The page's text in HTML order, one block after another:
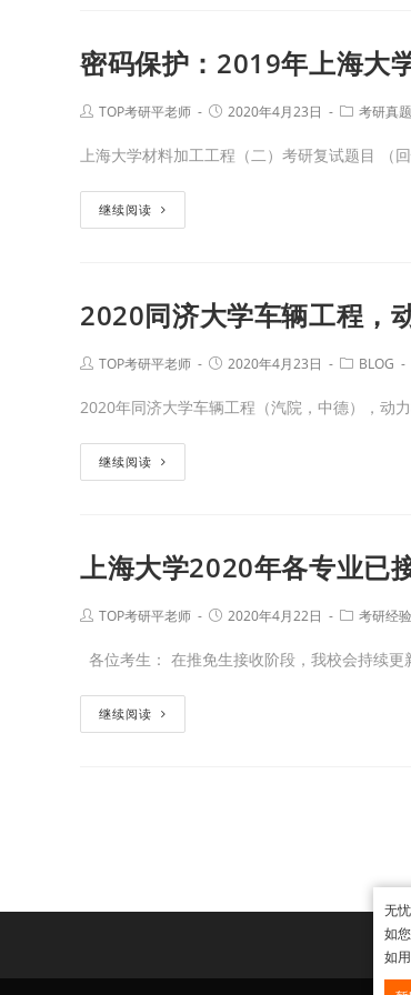
密码保护：2019年上海大
TOP考研平老师 2020年4月23日 考研真
上海大学材料加工工程（二）考研复试题目 （
继续阅读
2020同济大学车辆工程，
TOP考研平老师 2020年4月23日 BLOG
2020年同济大学车辆工程（汽院，中德），动
继续阅读
上海大学2020年各专业已
TOP考研平老师 2020年4月22日 考研经
各位考生： 在推免生接收阶段，我校会持续更
继续阅读
无
如
如